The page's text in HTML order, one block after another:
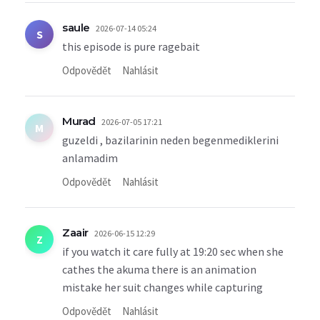
S saule 2026-07-14 05:24
this episode is pure ragebait
Odpovědět Nahlásit
M Murad 2026-07-05 17:21
guzeldi , bazilarinin neden begenmediklerini
anlamadim
Odpovědět Nahlásit
Z Zaair 2026-06-15 12:29
if you watch it care fully at 19:20 sec when she
cathes the akuma there is an animation
mistake her suit changes while capturing
Odpovědět Nahlásit